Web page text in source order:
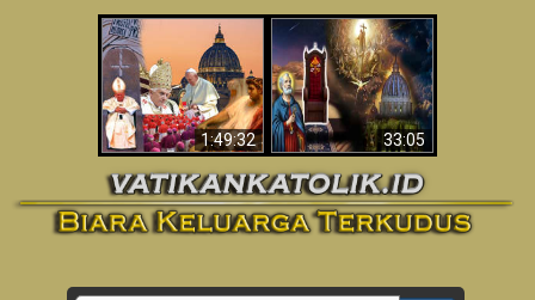
1:49:32
Wahyu di Vatikan
Sekarang
33:05
Apakah Alkitab
Memprediksikan 70
Tahun Tanpa
Seorang Paus?